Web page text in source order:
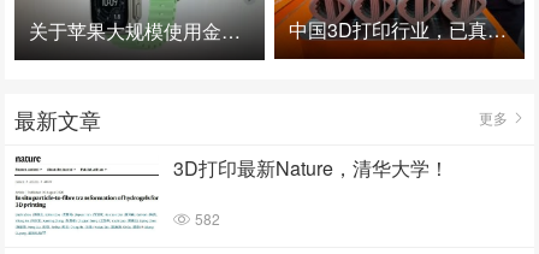
关于苹果大规模使用金属3D打印的思考 中国3D打印行业，已真正进入爆发时代！
最新文章 更多
3D打印最新Nature，清华大学！
582